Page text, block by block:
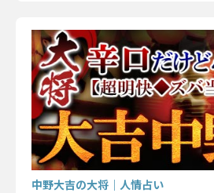
中野大吉の大将｜人情占い